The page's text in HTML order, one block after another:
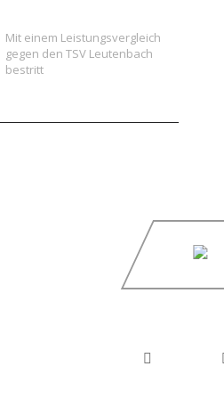
Mit einem Leistungsvergleich
gegen den TSV Leutenbach
bestritt